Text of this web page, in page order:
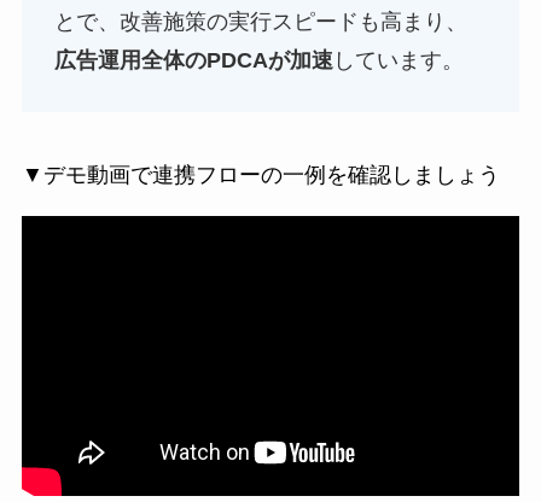
とで、改善施策の実行スピードも高まり、
広告運用全体のPDCAが加速しています。
▼デモ動画で連携フローの一例を確認しましょう